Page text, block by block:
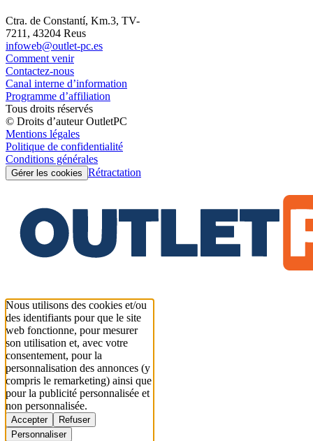
Ctra. de Constantí, Km.3, TV-
7211, 43204 Reus
infoweb@outlet-pc.es
Comment venir
Contactez-nous
Canal interne d’information
Programme d’affiliation
Tous droits réservés
© Droits d’auteur OutletPC
Mentions légales
Politique de confidentialité
Conditions générales
Gérer les cookies Rétractation
Nous utilisons des cookies et/ou
des identifiants pour que le site
web fonctionne, pour mesurer
son utilisation et, avec votre
consentement, pour la
personnalisation des annonces (y
compris le remarketing) ainsi que
pour la publicité personnalisée et
non personnalisée.
Accepter
Refuser
Personnaliser